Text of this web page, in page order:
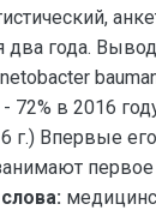
два года.
- 72% в 2016
г.) Впервые
первое